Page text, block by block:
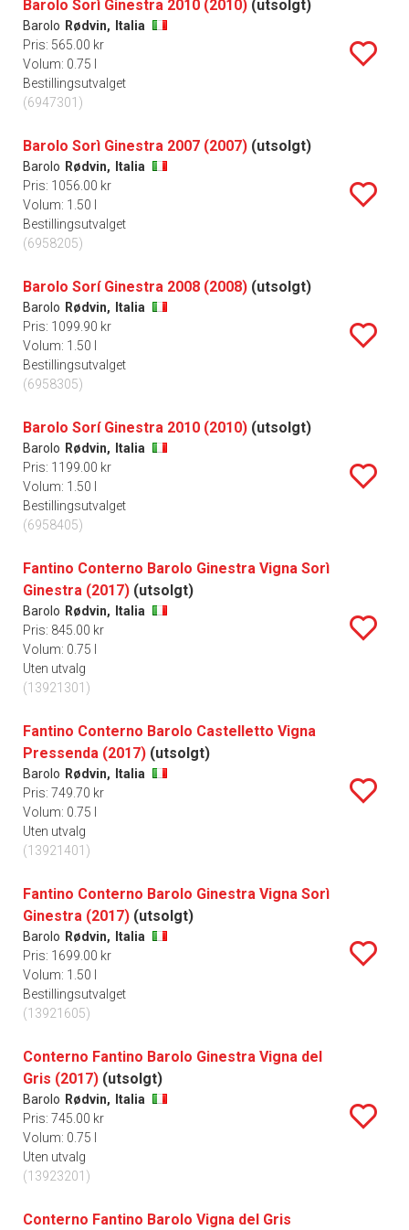
Barolo Sorì Ginestra 2010 (2010) (utsolgt)
Barolo Rødvin,
Italia
Pris: 565.00 kr
Volum: 0.75 l
Bestillingsutvalget
(6947301)
Barolo Sorì Ginestra 2007 (2007) (utsolgt)
Barolo Rødvin,
Italia
Pris: 1056.00 kr
Volum: 1.50 l
Bestillingsutvalget
(6958205)
Barolo Sorí Ginestra 2008 (2008) (utsolgt)
Barolo Rødvin,
Italia
Pris: 1099.90 kr
Volum: 1.50 l
Bestillingsutvalget
(6958305)
Barolo Sorí Ginestra 2010 (2010) (utsolgt)
Barolo Rødvin,
Italia
Pris: 1199.00 kr
Volum: 1.50 l
Bestillingsutvalget
(6958405)
Fantino Conterno Barolo Ginestra Vigna Sorì
Ginestra (2017) (utsolgt)
Barolo Rødvin,
Italia
Pris: 845.00 kr
Volum: 0.75 l
Uten utvalg
(13921301)
Fantino Conterno Barolo Castelletto Vigna
Pressenda (2017) (utsolgt)
Barolo Rødvin,
Italia
Pris: 749.70 kr
Volum: 0.75 l
Uten utvalg
(13921401)
Fantino Conterno Barolo Ginestra Vigna Sorì
Ginestra (2017) (utsolgt)
Barolo Rødvin,
Italia
Pris: 1699.00 kr
Volum: 1.50 l
Bestillingsutvalget
(13921605)
Conterno Fantino Barolo Ginestra Vigna del
Gris (2017) (utsolgt)
Barolo Rødvin,
Italia
Pris: 745.00 kr
Volum: 0.75 l
Uten utvalg
(13923201)
Conterno Fantino Barolo Vigna del Gris